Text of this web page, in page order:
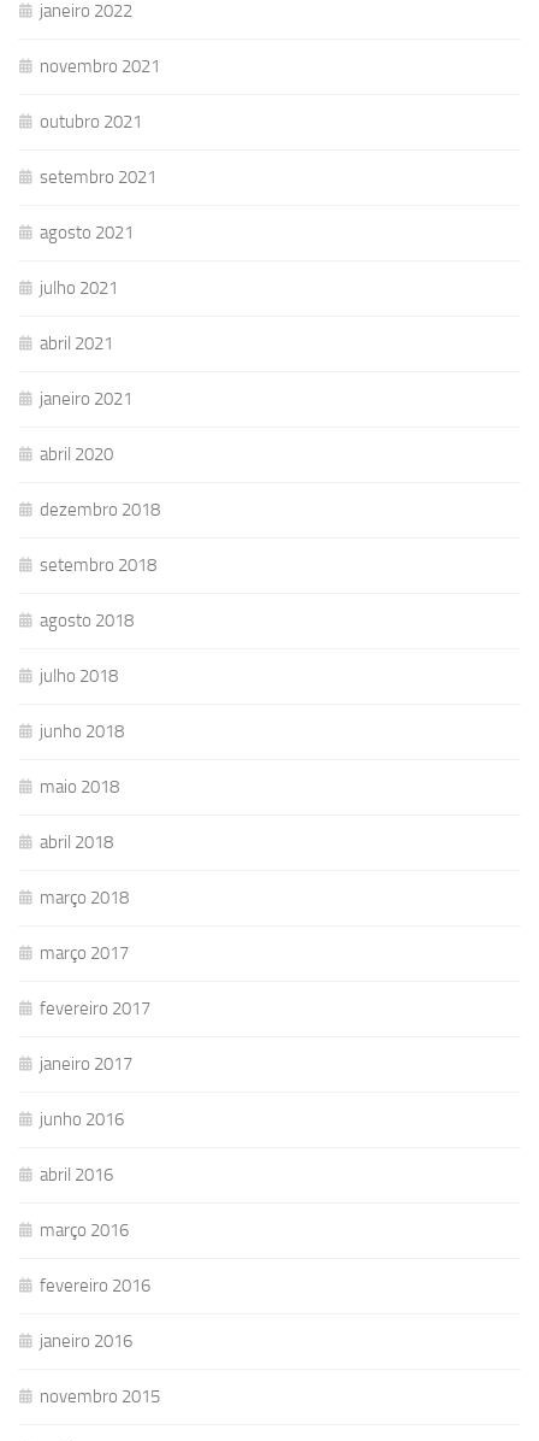
janeiro 2022
novembro 2021
outubro 2021
setembro 2021
agosto 2021
julho 2021
abril 2021
janeiro 2021
abril 2020
dezembro 2018
setembro 2018
agosto 2018
julho 2018
junho 2018
maio 2018
abril 2018
março 2018
março 2017
fevereiro 2017
janeiro 2017
junho 2016
abril 2016
março 2016
fevereiro 2016
janeiro 2016
novembro 2015